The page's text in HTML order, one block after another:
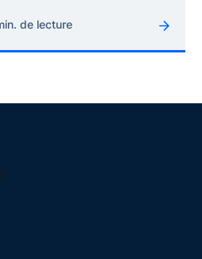
de lecture